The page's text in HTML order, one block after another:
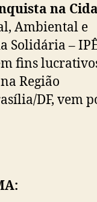
na
Ambiental e
Solidária –
fins
Região
DF, vem